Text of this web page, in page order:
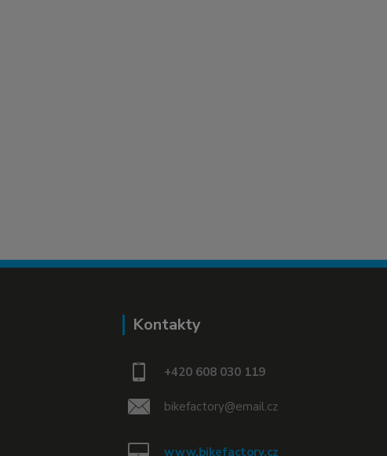
Kontakty
+420 608 030 119
bikefactory@email.cz
www.bikefactory.cz